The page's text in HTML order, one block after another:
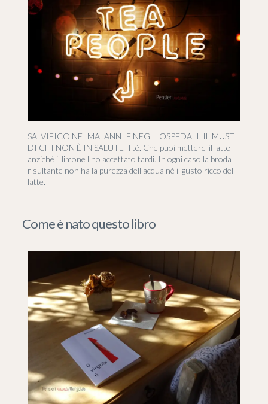
SALVIFICO NEI MALANNI E NEGLI OSPEDALI. IL MUST
DI CHI NON È IN SALUTE Il tè. Che puoi metterci il latte
anziché il limone l'ho accettato tardi. In ogni caso la broda
risultante non ha la purezza dell'acqua né il gusto ricco del
latte.
Come è nato questo libro